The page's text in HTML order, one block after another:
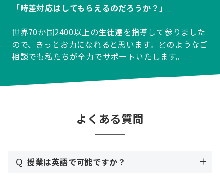
「時差対応はしてもらえるのだろうか？」
世界70か国2400以上の生徒達を指導して参りました
ので、きっとお力になれると思います。どのようなご
相談でも私たちが全力でサポートいたします。
よくある質問
Q 授業は英語で可能ですか？